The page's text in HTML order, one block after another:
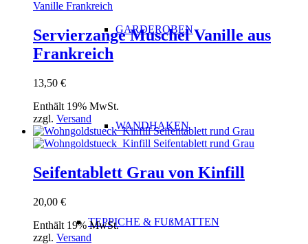
GARDEROBEN
WANDHAKEN
TEPPICHE & FUßMATTEN
Servierzange Muschel Vanille aus
Frankreich
13,50 €
Enthält 19% MwSt.
zzgl. Versand
Seifentablett Grau von Kinfill
20,00 €
Enthält 19% MwSt.
zzgl. Versand